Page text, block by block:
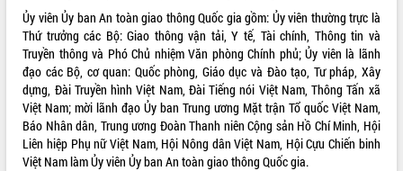
LIÊN KẾT WEB
THỐNG KÊ TRUY CẬP
Ủy viên Ủy ban An toàn giao thông Quốc gia gồm: Ủy viên thường trực là
Thứ trưởng các Bộ: Giao thông vận tải, Y tế, Tài chính, Thông tin và
Truyền thông và Phó Chủ nhiệm Văn phòng Chính phủ; Ủy viên là lãnh
đạo các Bộ, cơ quan: Quốc phòng, Giáo dục và Đào tạo, Tư pháp, Xây
dựng, Đài Truyền hình Việt Nam, Đài Tiếng nói Việt Nam, Thông Tấn xã
Việt Nam; mời lãnh đạo Ủy ban Trung ương Mặt trận Tổ quốc Việt Nam,
Báo Nhân dân, Trung ương Đoàn Thanh niên Cộng sản Hồ Chí Minh, Hội
Liên hiệp Phụ nữ Việt Nam, Hội Nông dân Việt Nam, Hội Cựu Chiến binh
Việt Nam làm Ủy viên Ủy ban An toàn giao thông Quốc gia.